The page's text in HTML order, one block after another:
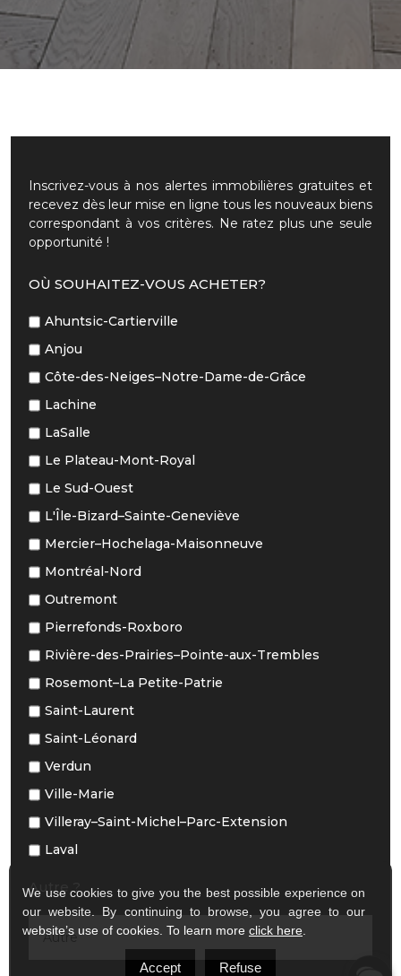
Inscrivez-vous à nos alertes immobilières gratuites et
recevez dès leur mise en ligne tous les nouveaux biens
correspondant à vos critères. Ne ratez plus une seule
opportunité !
OÙ SOUHAITEZ-VOUS ACHETER?
Ahuntsic-Cartierville
Anjou
Côte-des-Neiges–Notre-Dame-de-Grâce
Lachine
LaSalle
Le Plateau-Mont-Royal
Le Sud-Ouest
L'Île-Bizard–Sainte-Geneviève
Mercier–Hochelaga-Maisonneuve
Montréal-Nord
Outremont
Pierrefonds-Roxboro
Rivière-des-Prairies–Pointe-aux-Trembles
Rosemont–La Petite-Patrie
Saint-Laurent
Saint-Léonard
Verdun
Ville-Marie
Villeray–Saint-Michel–Parc-Extension
Laval
Autre ?
We use cookies to give you the best possible experience on
our website. By continuing to browse, you agree to our
website’s use of cookies. To learn more click here
Accept Refuse